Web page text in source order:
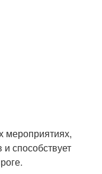
мероприятиях,
способствует